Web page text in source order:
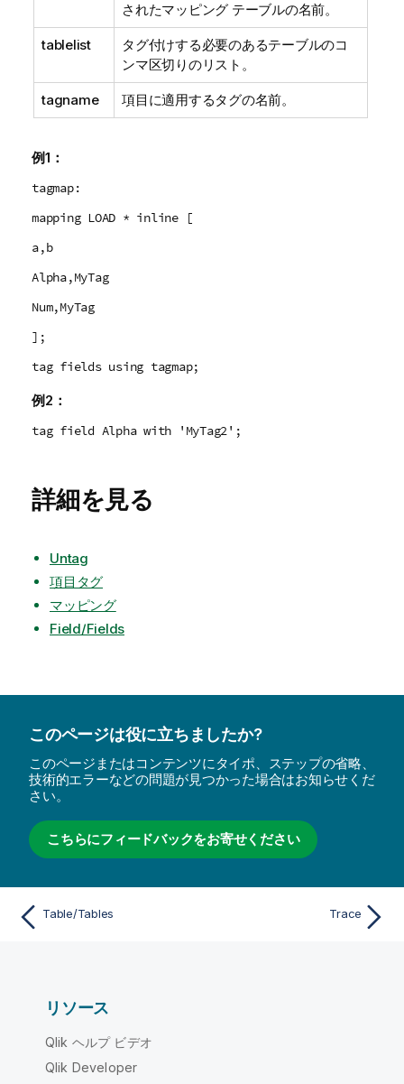
されたマッピング テーブルの名前。
tablelist
タグ付けする必要のあるテーブルのコ
ンマ区切りのリスト。
tagname 項目に適用するタグの名前。
例1：
tagmap:
mapping LOAD * inline [
a,b
Alpha,MyTag
Num,MyTag
];
tag fields using tagmap;
例2：
tag field Alpha with 'MyTag2';
詳細を見る
Untag
項目タグ
マッピング
Field/Fields
このページは役に立ちましたか?
このページまたはコンテンツにタイポ、ステップの省略、
技術的エラーなどの問題が見つかった場合はお知らせくだ
さい。
こちらにフィードバックをお寄せください
Table/Tables Trace
リソース
Qlik ヘルプ ビデオ
Qlik Developer